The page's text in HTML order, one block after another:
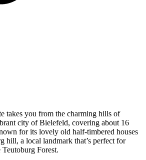
takes you from the charming hills of
city of Bielefeld, covering about 16
for its lovely old half-timbered houses
hill, a local landmark that’s perfect for
Forest.